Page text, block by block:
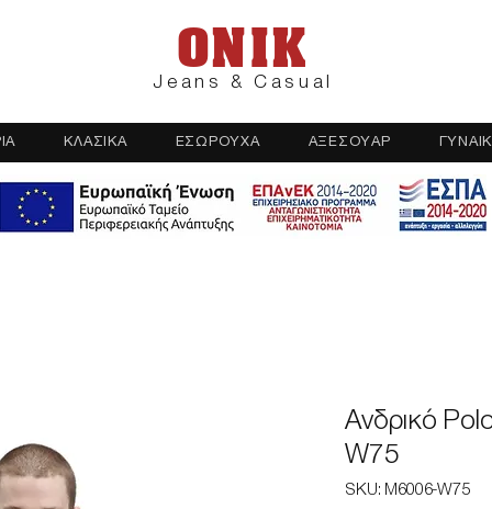
ONIK
Jeans & Casual
ΚΛΑΣΙΚΑ ΕΣΩΡΟΥΧΑ ΑΞΕΣΟΥΑΡ
Ανδρικό
W75
SKU: M6006-W75